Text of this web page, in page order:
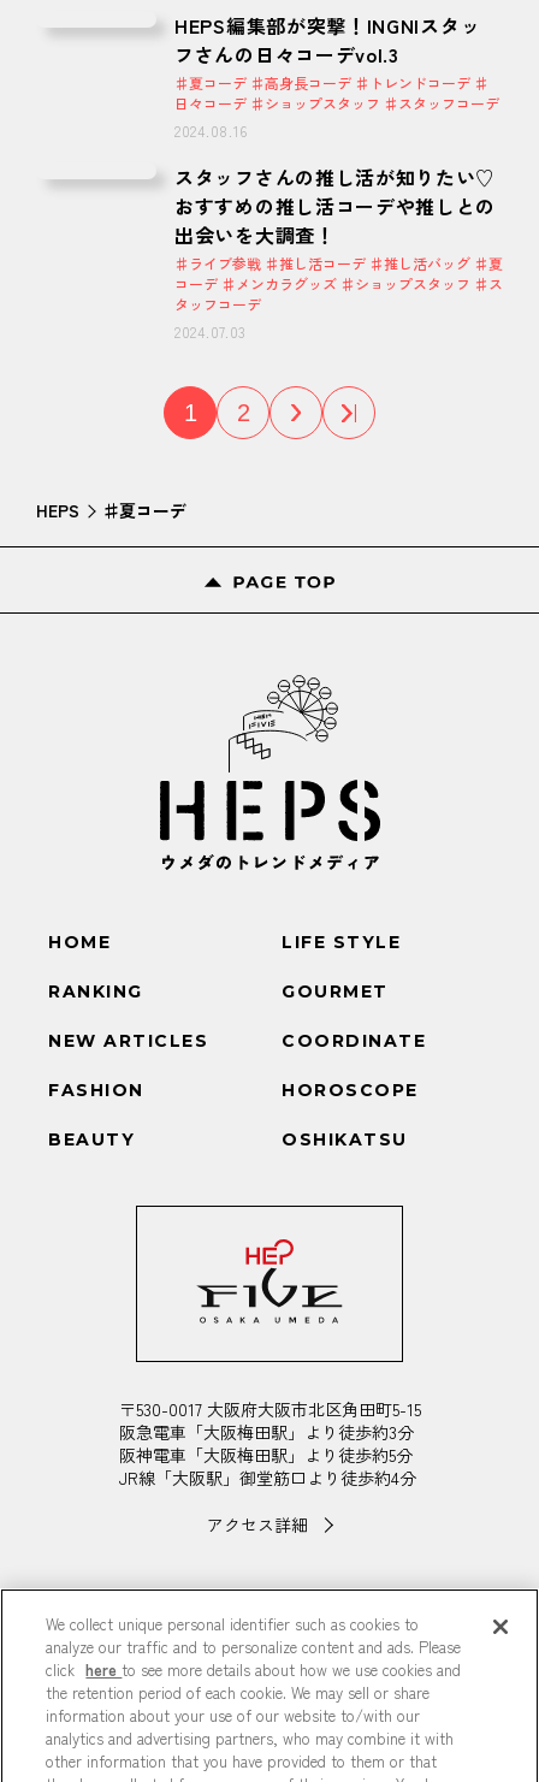
HEPS編集部が突撃！INGNIスタッ
フさんの日々コーデvol.3
♯夏コーデ ♯高身長コーデ ♯トレンドコーデ ♯
日々コーデ ♯ショップスタッフ ♯スタッフコーデ
2024.08.16
スタッフさんの推し活が知りたい♡
おすすめの推し活コーデや推しとの
出会いを大調査！
♯ライブ参戦 ♯推し活コーデ ♯推し活バッグ ♯夏
タッフコーデ
HEPS ♯夏コーデ
〒530-0017 大阪府大阪市北区角田町5-15
阪急電車「大阪梅田駅」より徒歩約3分
阪神電車「大阪梅田駅」より徒歩約5分
JR線「大阪駅」御堂筋口より徒歩約4分
OFFICIAL SNS
We collect unique personal identifier such as cookies to
analyze our traffic and to personalize content and ads. Please
click hereto see more details about how we use cookies and
the retention period of each cookie. We may sell or share
information about your use of our website to/with our
analytics and advertising partners, who may combine it with
other information that you have provided to them or that